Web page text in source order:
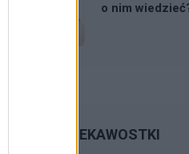
o nim
CIEKAWOSTKI